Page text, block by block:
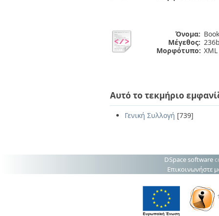
Όνομα:
Μέγεθος:
Μορφότυπο: XML
Αυτό το τεκμήριο
Γενική Συλλογή [739]
DSpace software
Επικοινωνήστε